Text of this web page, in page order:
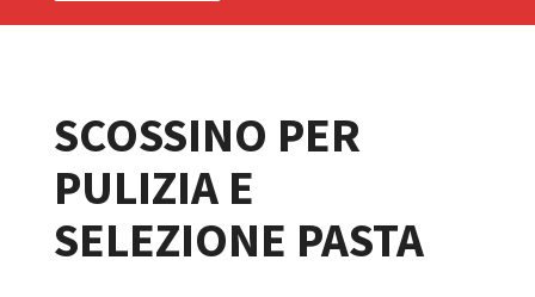
SCOSSINO PER
PULIZIA E
SELEZIONE PASTA